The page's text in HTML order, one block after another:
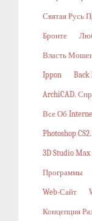
Святая Русь
Бронте
Власть
Ippon Back
ArchiCAD.
Все Об
Photoshop
3D Studio
Программы
Web-Сайт
Концепция